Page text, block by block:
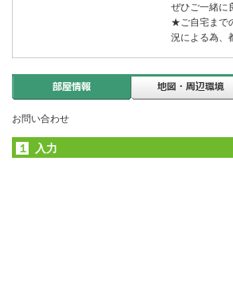
ぜひご一緒に
★ご自宅まで
況による為、
お問い合わせ
１ 入力